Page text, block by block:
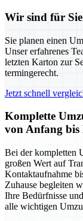
Wir sind für
Sie planen einen
Unser erfahrenes
letzten Karton zur
termingerecht.
Jetzt schnell
Komplette
von Anfang bis
Bei der kompletten
großen Wert auf
Kontaktaufnahme
Zuhause begleiten
Ihre Bedürfnisse
alle wichtigen